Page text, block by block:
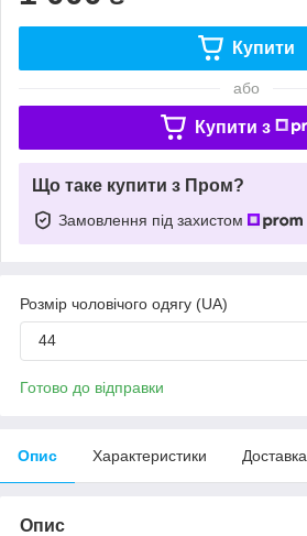
Купити
або
Купити з
Що таке купити з Пром?
Замовлення під захистом
Розмір чоловічого одягу (UA)
44
Готово до відправки
Опис Характеристики Доставка
Опис